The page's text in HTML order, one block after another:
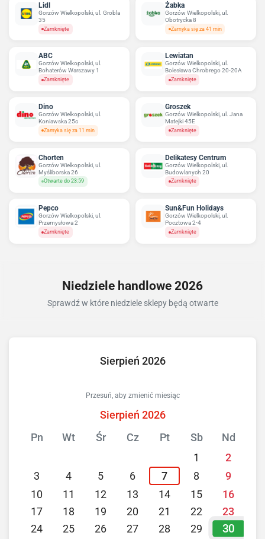
Lidl
Gorzów Wielkopolski, ul. Grobla
35
Zamknięte
Żabka
Gorzów Wielkopolski, ul.
Obotrycka 8
Zamyka się za 41 min
ABC
Gorzów Wielkopolski, ul.
Bohaterów Warszawy 1
Zamknięte
Lewiatan
Gorzów Wielkopolski, ul.
Bolesława Chrobrego 20-20A
Zamknięte
Dino
Gorzów Wielkopolski, ul.
Koniawska 25c
Zamyka się za 11 min
Groszek
Gorzów Wielkopolski, ul. Jana
Matejki 45E
Zamknięte
Chorten
Gorzów Wielkopolski, ul.
Myśliborska 26
Otwarte do 23:59
Delikatesy Centrum
Gorzów Wielkopolski, ul.
Budowlanych 20
Zamknięte
Pepco
Gorzów Wielkopolski, ul.
Przemysłowa 2
Zamknięte
Sun&Fun Holidays
Gorzów Wielkopolski, ul.
Pocztowa 2-4
Zamknięte
Niedziele handlowe 2026
Sprawdź w które niedziele sklepy będą otwarte
Sierpień 2026
Przesuń, aby zmienić miesiąc
Sierpień 2026
Pn
Wt Śr Cz Pt Sb
Nd
1
2
3
4 5 6 7 8
9
10
11 12 13 14 15
16
17
18 19 20 21 22
23
24
25 26 27 28 29 30